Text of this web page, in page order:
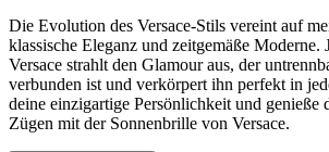
Die Evolution des Versace-Stils vereint auf
klassische Eleganz und zeitgemäße Moderne.
Versace strahlt den Glamour aus, der
verbunden ist und verkörpert ihn perfekt in
deine einzigartige Persönlichkeit und genieße
Zügen mit der Sonnenbrille von Versace.